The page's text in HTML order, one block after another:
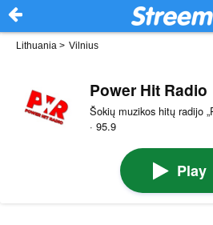
Lithuania > Vilnius
Power Hit Radio
Šokių muzikos hitų radijo
· 95.9
Play